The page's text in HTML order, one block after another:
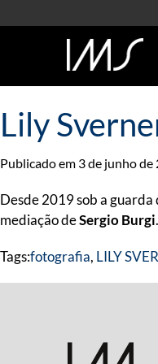
Lily
Publicado em 3 de junho de
Desde 2019 sob a
mediação deSergio Burgi
Tags:fotografia, LILY